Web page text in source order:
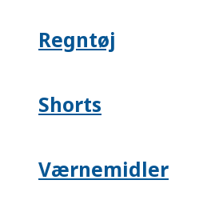
Regntøj
Shorts
Værnemidler